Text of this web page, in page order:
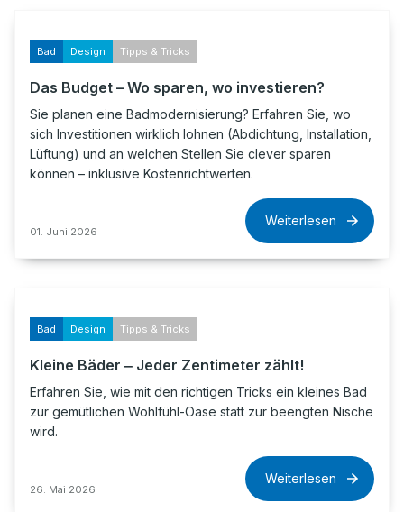
Bad Design Tipps & Tricks
Das Budget – Wo sparen, wo investieren?
Sie planen eine Badmodernisierung? Erfahren Sie, wo
sich Investitionen wirklich lohnen (Abdichtung, Installation,
Lüftung) und an welchen Stellen Sie clever sparen
können – inklusive Kostenrichtwerten.
01. Juni 2026
Weiterlesen
Bad Design Tipps & Tricks
Kleine Bäder ‒ Jeder Zentimeter zählt!
Erfahren Sie, wie mit den richtigen Tricks ein kleines Bad
zur gemütlichen Wohlfühl-Oase statt zur beengten Nische
wird.
26. Mai 2026
Weiterlesen